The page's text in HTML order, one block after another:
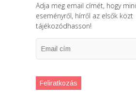
Adja meg email címét, hogy
eseményről, hírről az elsők közt
tájékozódhasson!
cím
Feliratkozás